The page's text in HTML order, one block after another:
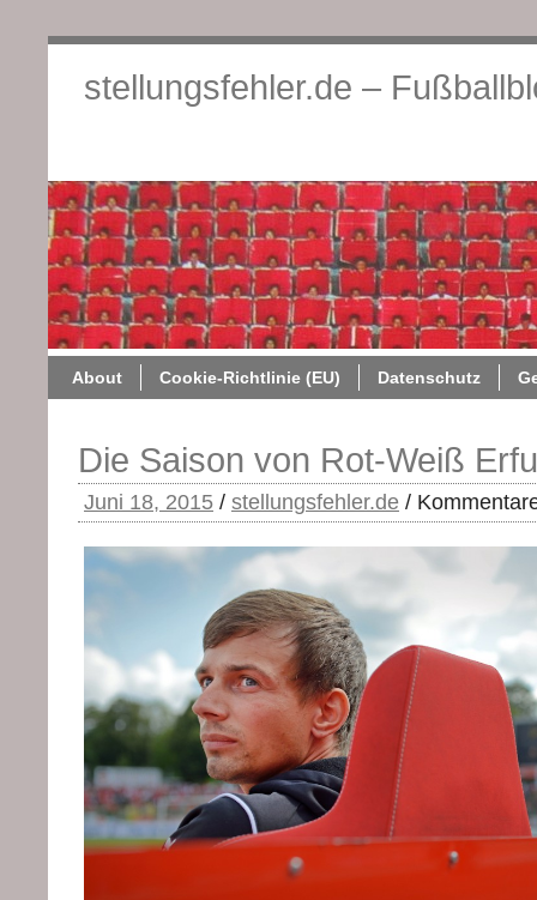
stellungsfehler.de –
About Cookie-Richtlinie (EU) Datenschutz
Die Saison von Rot-Weiß
Juni 18, 2015 / stellungsfehler.de /